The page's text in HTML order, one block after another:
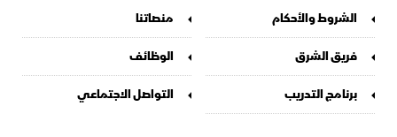
الشروط والأحكام
منصاتنا
فريق الشرق
الوظائف
برنامج التدريب
التواصل الاجتماعي